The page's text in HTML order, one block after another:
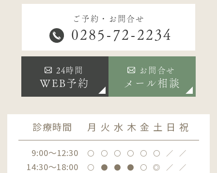
ご予約・お問合せ
0285-72-2234
24時間
WEB予約
お問合せ
メール相談
診療時間 月 火 水 木 金 土 日 祝
9:00～12:30 〇 〇 〇 〇 〇 〇 ／ ／
14:30～18:00 〇 ● ● ● 〇 ◎ ／ ／